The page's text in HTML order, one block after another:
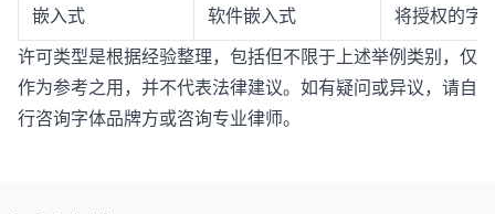
嵌入式 软件嵌入式
将授权的字
许可类型是根据经验整理，包括但不限于上述举例类别，仅
作为参考之用，并不代表法律建议。如有疑问或异议，请自
行咨询字体品牌方或咨询专业律师。